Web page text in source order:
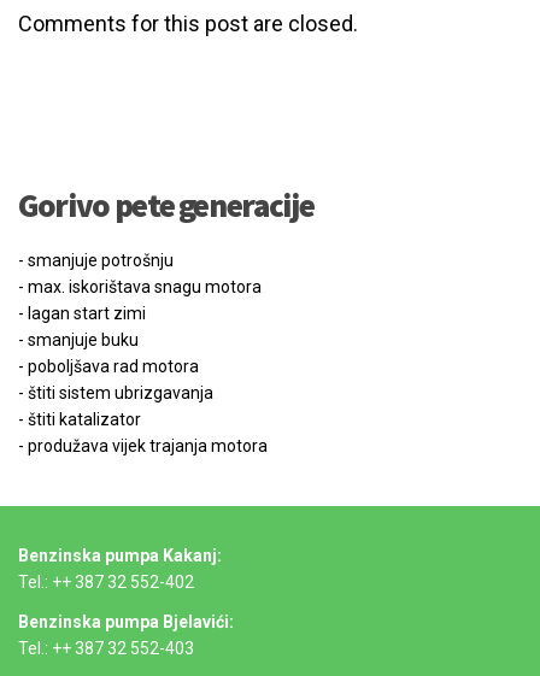
Comments for this post are closed.
Gorivo pete generacije
- smanjuje potrošnju
- max. iskorištava snagu motora
- lagan start zimi
- smanjuje buku
- poboljšava rad motora
- štiti sistem ubrizgavanja
- štiti katalizator
- produžava vijek trajanja motora
Benzinska pumpa Kakanj:
Tel.: ++ 387 32 552-402
Benzinska pumpa Bjelavići:
Tel.: ++ 387 32 552-403